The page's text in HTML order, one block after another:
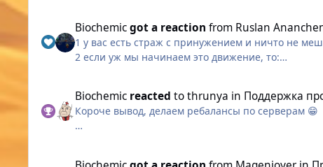
Т.е нельзя чтоб сначало зашли те кто примут на
Biochemicgot a reaction from Ruslan
1 у вас есть страж с принужением и ничто не
2 если уж мы начинаем это движение, то:
Т.е нельзя чтоб сначало зашли те кто примут на
Biochemic reacted tothrunya in Поддержка
Короче вывод, делаем ребалансы по серверам 😁